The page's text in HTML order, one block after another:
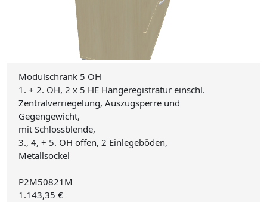
Modulschrank 5 OH
1. + 2. OH, 2 x 5 HE Hängeregistratur einschl.
Zentralverriegelung, Auszugsperre und
Gegengewicht,
mit Schlossblende,
3., 4, + 5. OH offen, 2 Einlegeböden,
Metallsockel
P2M50821M
1.143,35 €